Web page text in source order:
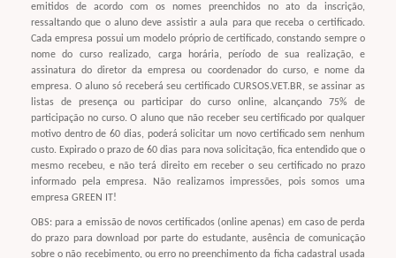
emitidos de acordo com os nomes preenchidos no ato da inscrição,
ressaltando que o aluno deve assistir a aula para que receba o certificado.
Cada empresa possui um modelo próprio de certificado, constando sempre o
nome do curso realizado, carga horária, período de sua realização, e
assinatura do diretor da empresa ou coordenador do curso, e nome da
empresa. O aluno só receberá seu certificado CURSOS.VET.BR, se assinar as
listas de presença ou participar do curso online, alcançando 75% de
participação no curso. O aluno que não receber seu certificado por qualquer
motivo dentro de 60 dias, poderá solicitar um novo certificado sem nenhum
custo. Expirado o prazo de 60 dias para nova solicitação, fica entendido que o
mesmo recebeu, e não terá direito em receber o seu certificado no prazo
informado pela empresa. Não realizamos impressões, pois somos uma
empresa GREEN IT!
OBS: para a emissão de novos certificados (online apenas) em caso de perda
do prazo para download por parte do estudante, ausência de comunicação
sobre o não recebimento, ou erro no preenchimento da ficha cadastral usada